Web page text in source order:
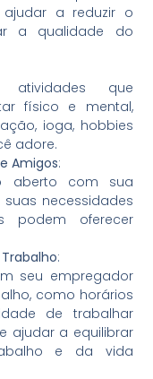
ajudar a reduzir o
a qualidade do
que
físico e mental,
ioga, hobbies
adore.
Amigos:
aberto com sua
necessidades
podem oferecer
:
seu empregador
como horários
de trabalhar
ajudar a equilibrar
e da vida